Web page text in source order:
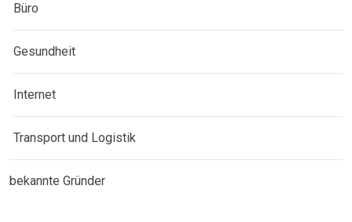
Büro
Gesundheit
Internet
Transport und Logistik
bekannte Gründer